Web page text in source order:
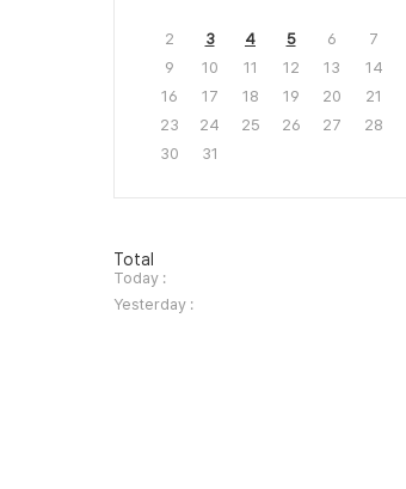
2
3 4 5 6 7
9
10 11 12 13 14
16
17 18 19 20 21
23
24 25 26 27 28
30
31
방
문
자
수
Total
Today :
Yesterday :